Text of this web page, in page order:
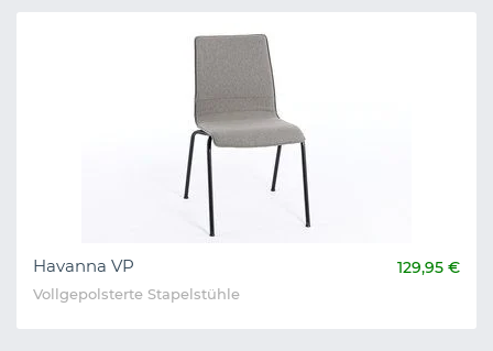
Havanna VP 129,95 €
Vollgepolsterte Stapelstühle